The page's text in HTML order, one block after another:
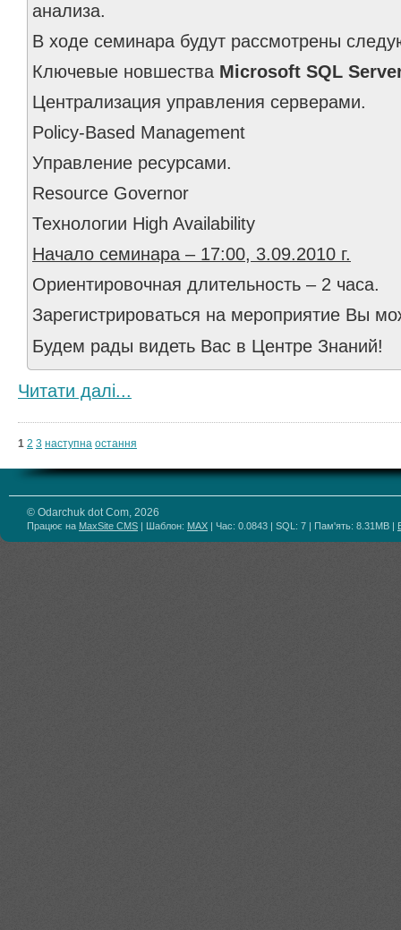
анализа.
В ходе семинара будут рассмотрены
Ключевые новшества Microsoft SQL
Централизация управления серверами.
Policy-Based Management
Управление ресурсами.
Resource Governor
Технологии High Availability
Начало семинара – 17:00, 3.09.2010 г.
Ориентировочная длительность – 2 часа.
Зарегистрироваться на мероприятие Вы
Будем рады видеть Вас в Центре Знаний!
Читати далi...
1 2 3 наступна остання
© Odarchuk dot Com, 2026
Працює на MaxSite CMS | Шаблон: MAX | Час: 0.0843 | SQL: 7 | Пам'ять: 8.31MB |